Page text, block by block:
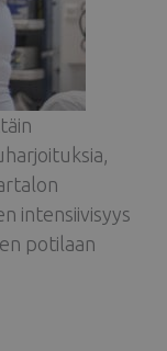
intensiivisyys
potilaan